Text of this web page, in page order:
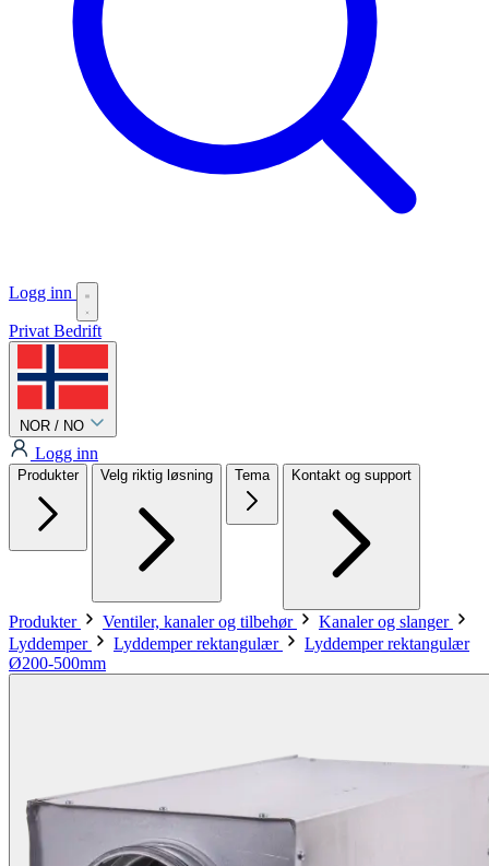
Logg inn
Privat Bedrift
NOR / NO
Logg inn
Produkter Velg riktig løsning Tema Kontakt og support
Produkter Ventiler, kanaler og tilbehør
Kanaler og slanger
Lyddemper
Lyddemper rektangulær
Lyddemper rektangulær
Ø200-500mm